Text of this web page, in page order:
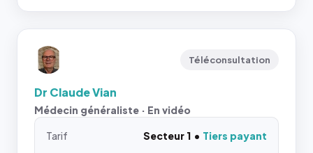
Téléconsultation
Dr Claude Vian
Médecin généraliste · En vidéo
Tarif Secteur 1
Tiers payant